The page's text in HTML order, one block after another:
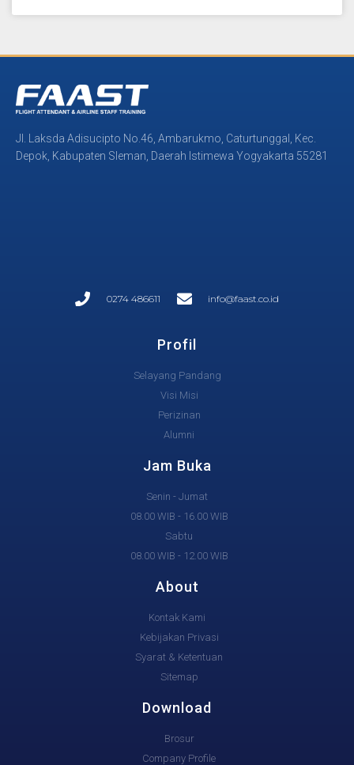
Jl. Laksda Adisucipto No.46, Ambarukmo, Caturtunggal, Kec.
Depok, Kabupaten Sleman, Daerah Istimewa Yogyakarta 55281
0274 486611 info@faast.co.id
Profil
Selayang Pandang
Visi Misi
Perizinan
Alumni
Jam Buka
Senin - Jumat
08.00 WIB - 16.00 WIB
Sabtu
08.00 WIB - 12.00 WIB
About
Kontak Kami
Kebijakan Privasi
Syarat & Ketentuan
Sitemap
Download
Brosur
Company Profile